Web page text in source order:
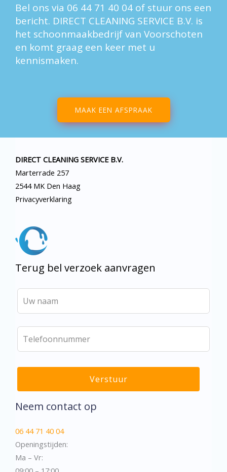
Bel ons via 06 44 71 40 04 of stuur ons een
bericht. DIRECT CLEANING SERVICE B.V. is
het schoonmaakbedrijf van Voorschoten
en komt graag een keer met u
kennismaken.
MAAK EEN AFSPRAAK
DIRECT CLEANING SERVICE B.V.
Marterrade 257
2544 MK Den Haag
Privacyverklaring
Terug bel verzoek aanvragen
Verstuur
Neem contact op
06 44 71 40 04
Openingstijden:
Ma – Vr: